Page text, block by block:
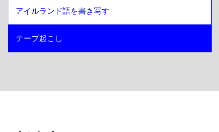
アイルランド語を書き写す
テープ起こし